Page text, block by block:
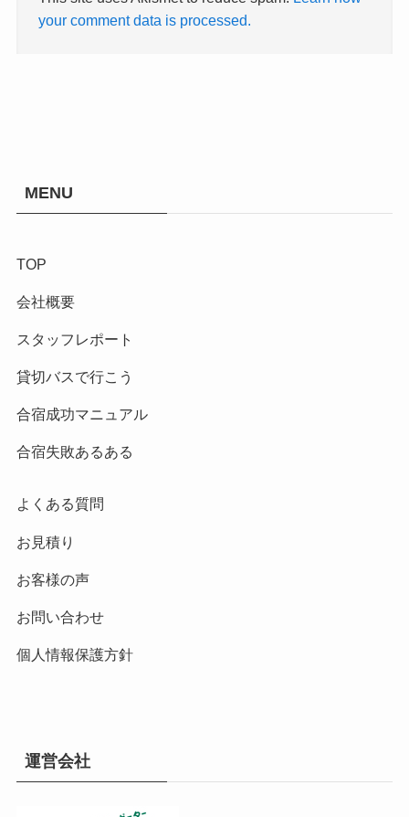
your comment data is processed.
MENU
TOP
会社概要
スタッフレポート
貸切バスで行こう
合宿成功マニュアル
合宿失敗あるある
よくある質問
お見積り
お客様の声
お問い合わせ
個人情報保護方針
運営会社